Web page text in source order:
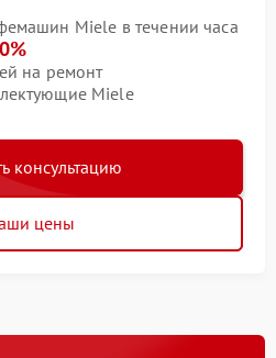
Miele в течении часа
на ремонт
Miele
консультацию
цены